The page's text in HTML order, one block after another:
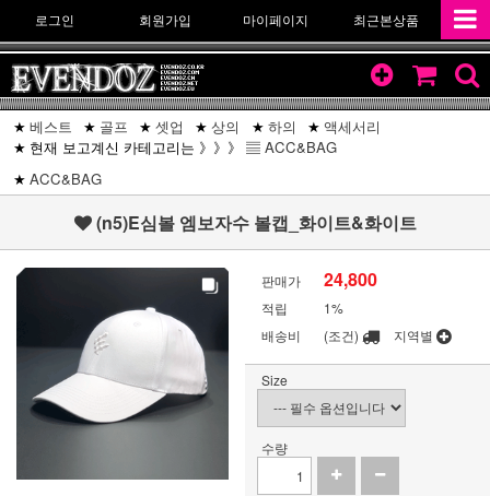
로그인 회원가입 마이페이지 최근본상품
베스트 골프 셋업 상의 하의
액세서리
현재 보고계신 카테고리는 》》》 ▤ ACC&BAG
ACC&BAG
(n5)E심볼 엠보자수 볼캡_화이트&화이트
판매가 24,800
적립
1%
배송비
(조건) 지역별
Size
수량